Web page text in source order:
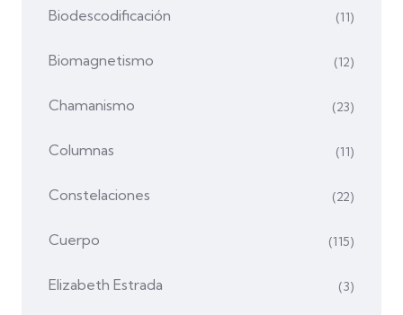
Biodescodificación (11)
Biomagnetismo (12)
Chamanismo (23)
Columnas (11)
Constelaciones (22)
Cuerpo (115)
Elizabeth Estrada (3)